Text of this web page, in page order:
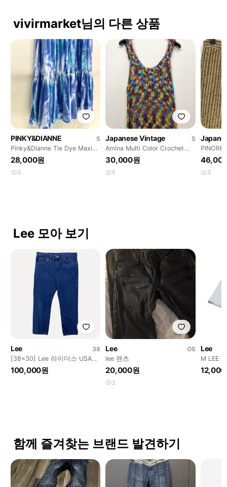
vivirmarket님의 다른 상품
PINKY&DIANNE
S
Pinky&Dianne Tie Dye Maxi
Dress
28,000원
3
Japanese Vintage
S
Amina Multi Color Crochet
Dress
30,000원
5
(26)
3
Lee 모아 보기
Lee
38
[38x30] Lee 라이더스 USA
100,000원
Lee
OS
lee 팬츠
20,000원
2
Lee
M LEE
쇼츠 반
12,000
함께 즐겨찾는 브랜드 발견하기